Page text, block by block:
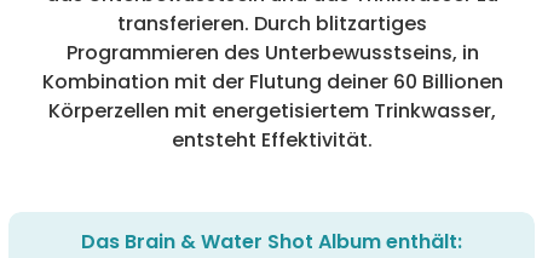
transferieren. Durch blitzartiges
Programmieren des Unterbewusstseins, in
Kombination mit der Flutung deiner 60 Billionen
Körperzellen mit energetisiertem Trinkwasser,
entsteht Effektivität.
Das Brain & Water Shot Album enthält: